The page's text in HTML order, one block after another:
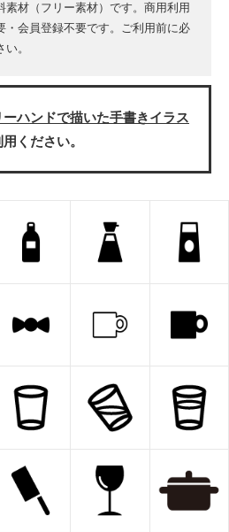
素材（フリー素材）です。商用利用
・会員登録不要です。ご利用前に必
。
ーハンドで描いた手書きイラス
ください。